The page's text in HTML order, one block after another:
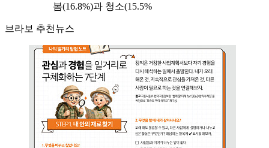
봄(16.8%)과 청소(15.5%
브라보 추천뉴스